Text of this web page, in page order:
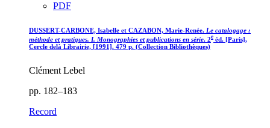
PDF
DUSSERT-CARBONE, Isabelle et CAZABON, Marie-Renée. Le catalogage :
méthode et pratiques. I. Monographies et publications en série. 2e éd. [Paris],
Cercle delà Librairie, [1991]. 479 p. (Collection Bibliothèques)
Clément Lebel
pp. 182–183
Record